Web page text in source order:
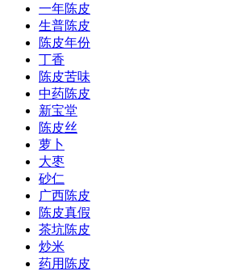
一年陈皮
生普陈皮
陈皮年份
丁香
陈皮苦味
中药陈皮
新宝堂
陈皮丝
萝卜
大枣
砂仁
广西陈皮
陈皮真假
茶坑陈皮
炒米
药用陈皮